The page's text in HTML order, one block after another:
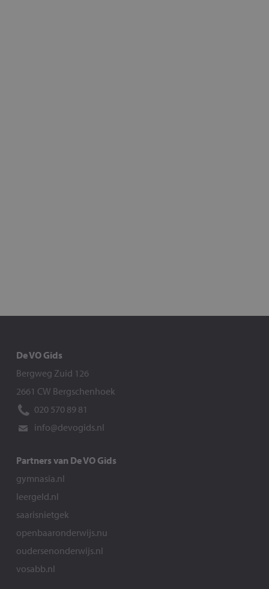
De VO Gids
Bergweg Zuid 126
2661 CW Bergschenhoek
020 570 89 81
info@devogids.nl
Partners van De VO Gids
gymnasia.nl
leergeld.nl
saarisnietgek
openbaaronderwijs.nu
oudersenonderwijs.nl
vosabb.nl